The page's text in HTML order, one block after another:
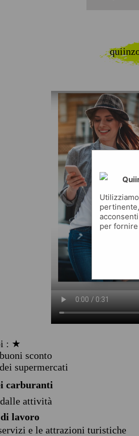
: ★
sconto
dei supermercati
carburanti
dalle attività
lavoro
e le attrazioni turistiche
per